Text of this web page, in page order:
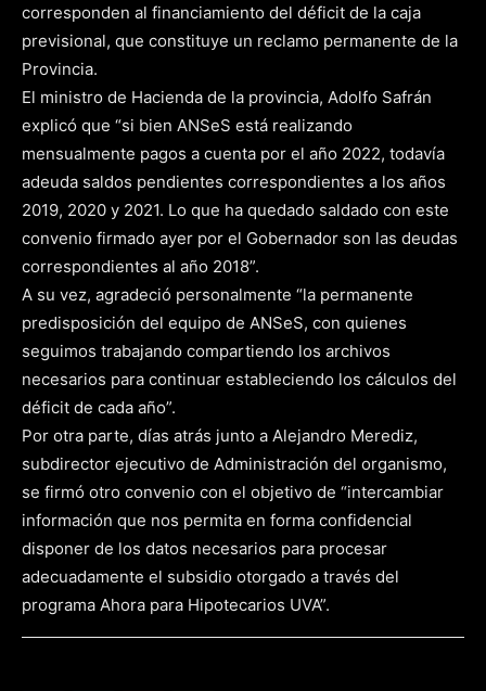
corresponden al financiamiento del déficit de la caja
previsional, que constituye un reclamo permanente de la
Provincia.
El ministro de Hacienda de la provincia, Adolfo Safrán
explicó que “si bien ANSeS está realizando
mensualmente pagos a cuenta por el año 2022, todavía
adeuda saldos pendientes correspondientes a los años
2019, 2020 y 2021. Lo que ha quedado saldado con este
convenio firmado ayer por el Gobernador son las deudas
correspondientes al año 2018”.
A su vez, agradeció personalmente “la permanente
predisposición del equipo de ANSeS, con quienes
seguimos trabajando compartiendo los archivos
necesarios para continuar estableciendo los cálculos del
déficit de cada año”.
Por otra parte, días atrás junto a Alejandro Merediz,
subdirector ejecutivo de Administración del organismo,
se firmó otro convenio con el objetivo de “intercambiar
información que nos permita en forma confidencial
disponer de los datos necesarios para procesar
adecuadamente el subsidio otorgado a través del
programa Ahora para Hipotecarios UVA”.